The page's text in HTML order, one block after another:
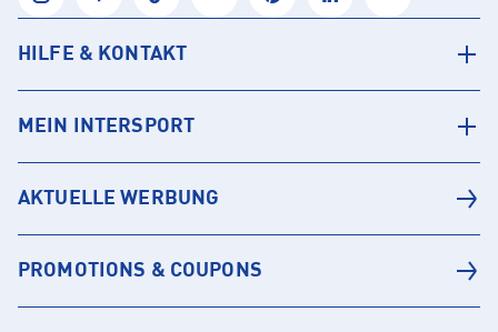
HILFE & KONTAKT
MEIN INTERSPORT
AKTUELLE WERBUNG
PROMOTIONS & COUPONS